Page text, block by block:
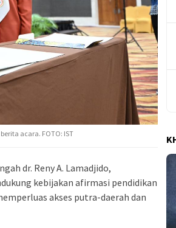
acara. FOTO: IST
dr. Reny A. Lamadjido,
kebijakan afirmasi pendidikan
akses putra-daerah dan